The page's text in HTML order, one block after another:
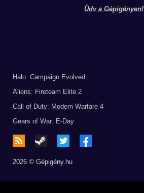
Üdv a Gépigényen!
Halo: Campaign Evolved
Aliens: Fireteam Elite 2
Call of Duty: Modern Warfare 4
Gears of War: E-Day
2026 © Gépigény.hu